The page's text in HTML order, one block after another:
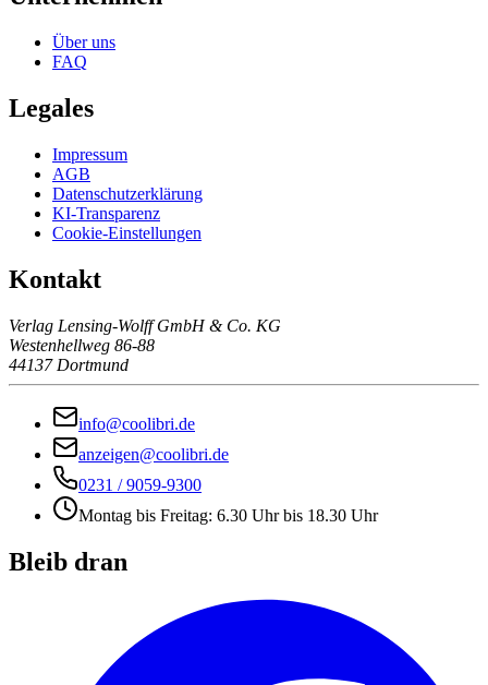
Über uns
FAQ
Legales
Impressum
AGB
Datenschutzerklärung
KI-Transparenz
Cookie-Einstellungen
Kontakt
Verlag Lensing-Wolff GmbH & Co. KG
Westenhellweg 86-88
44137 Dortmund
info@coolibri.de
anzeigen@coolibri.de
0231 / 9059-9300
Montag bis Freitag: 6.30 Uhr bis 18.30 Uhr
Bleib dran